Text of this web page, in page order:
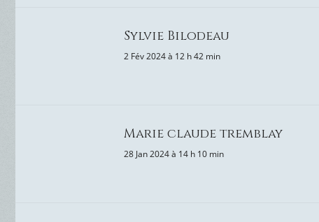
Sylvie Bilodeau
2 Fév 2024 à 12 h 42 min
Marie claude tremblay
28 Jan 2024 à 14 h 10 min